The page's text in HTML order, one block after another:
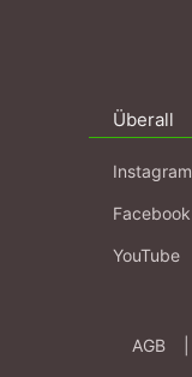
Überall
Instagram
Facebook
YouTube
AGB